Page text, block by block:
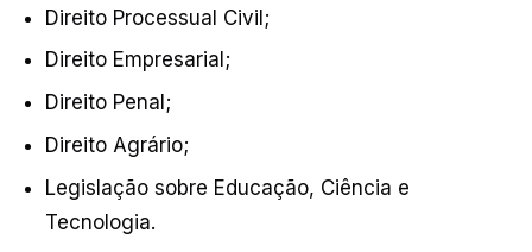
Direito Processual Civil;
Direito Empresarial;
Direito Penal;
Direito Agrário;
Legislação sobre Educação, Ciência e
Tecnologia.